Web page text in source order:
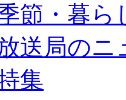
節・暮ら
送局のニ
集